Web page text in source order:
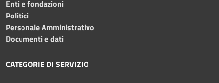
Enti e fondazioni
Politici
Personale Amministrativo
Documenti e dati
CATEGORIE DI SERVIZIO